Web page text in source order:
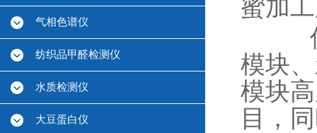
气相色谱仪
纺织品甲醛检测仪
水质检测仪
大豆蛋白仪
蜜加
仪
模块
模块
目，